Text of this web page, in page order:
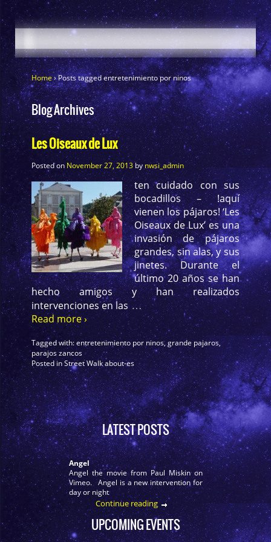
Home›Posts tagged entretenimiento por ninos
Blog Archives
Les Oiseaux de Lux
Posted on November 27, 2013bynwsi_admin
ten cuidado con sus
bocadillos – !aquí
vienen los pájaros! ‘Les
Oiseaux de Lux’ es una
invasión de pájaros
grandes, sin alas, y sus
jinetes. Durante el
último 20 años se han
hecho amigos y han realizados
intervenciones en las …
Read more ›
Tagged with:entretenimiento por ninos,grande pajaros,
parajos zancos
Posted inStreet Walk about-es
LATEST POSTS
Angel
Angel the movie from Paul Miskin on
Vimeo. Angel is a new intervention for
day or night
Continue reading
UPCOMING EVENTS